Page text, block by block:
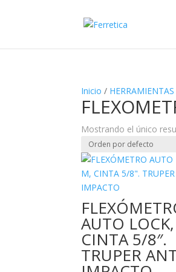
Inicio / HERRAMIENTAS
Mostrando el único
AUTO
CINTA 5/8″.
TRUPER